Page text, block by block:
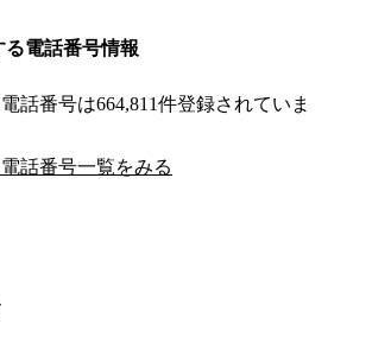
電話番号情報
話番号は664,811件登録されていま
話番号一覧をみる